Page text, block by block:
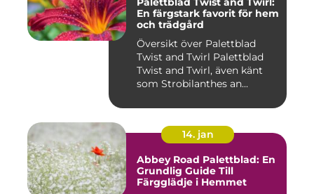
En färgstark favorit för hem
och trädgård
Översikt över Palettblad
Twist and Twirl Palettblad
Twist and Twirl, även känt
som Strobilanthes an...
14. jan
Abbey Road Palettblad: En
Grundlig Guide Till
Färgglädje i Hemmet